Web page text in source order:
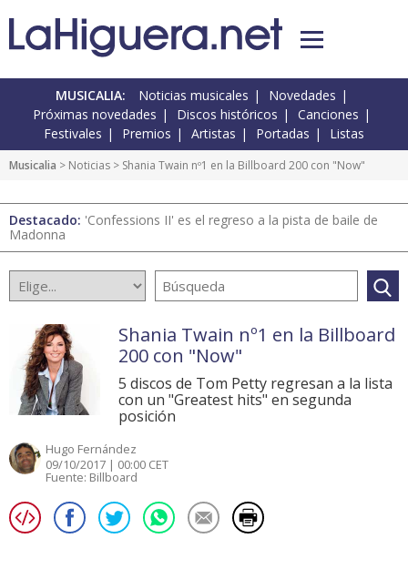
MUSICALIA: Noticias musicales
Novedades
Próximas novedades
Discos históricos
Canciones
Festivales
Premios Artistas Portadas Listas
Musicalia > Noticias > Shania Twain nº1 en la Billboard 200 con "Now"
Destacado: 'Confessions II' es el regreso a la pista de baile de
Madonna
Shania Twain nº1 en la Billboard
200 con "Now"
5 discos de Tom Petty regresan a la lista
con un "Greatest hits" en segunda
posición
Hugo Fernández
09/10/2017 | 00:00 CET
Fuente: Billboard